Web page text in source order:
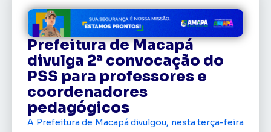
Prefeitura de Macapá
divulga 2ª convocação do
PSS para professores e
coordenadores
pedagógicos
A Prefeitura de Macapá divulgou, nesta terça-feira